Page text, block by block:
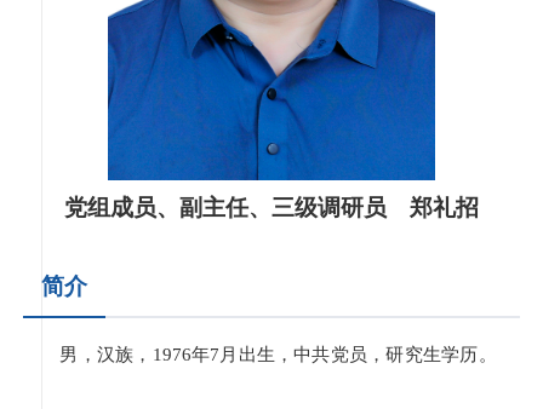
党组成员、副主任、三级调研员 郑礼招
简介
男，汉族，1976年7月出生，中共党员，研究生学历。